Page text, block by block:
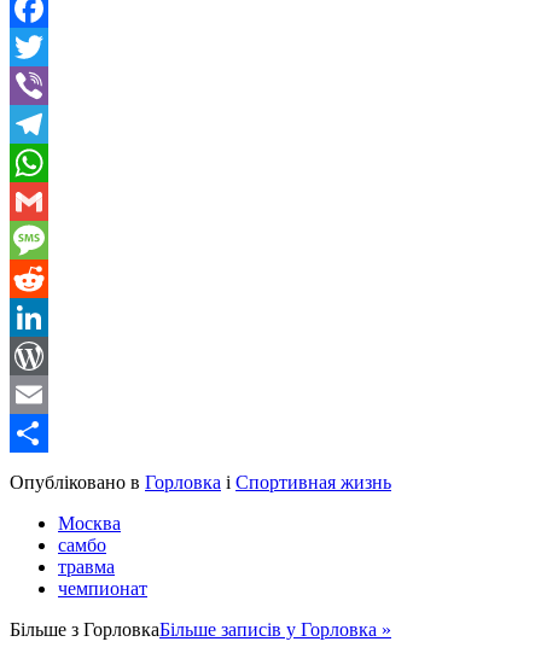
Facebook
Twitter
Viber
Telegram
WhatsApp
Gmail
Message
Reddit
LinkedIn
WordPress
Email
Share
Опубліковано в Горловка і Спортивная жизнь
Москва
самбо
травма
чемпионат
Більше з ГорловкаБільше записів у Горловка »